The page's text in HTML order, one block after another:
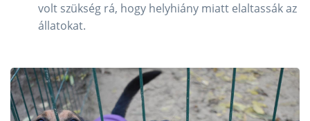
volt szükség rá, hogy helyhiány miatt elaltassák az
állatokat.